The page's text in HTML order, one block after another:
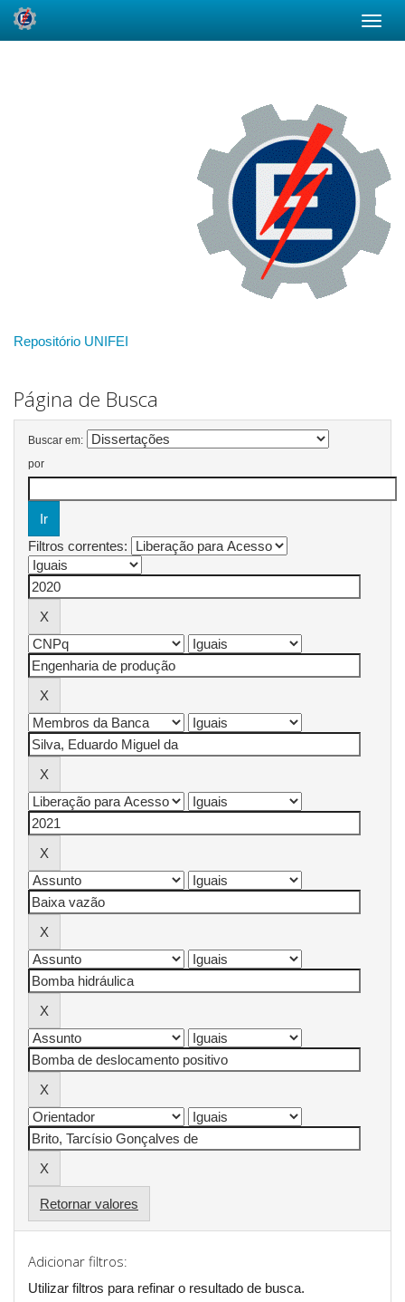
Repositório UNIFEI
Página de Busca
Buscar em:
por
Filtros correntes:
Retornar valores
Adicionar filtros:
Utilizar filtros para refinar o resultado de busca.